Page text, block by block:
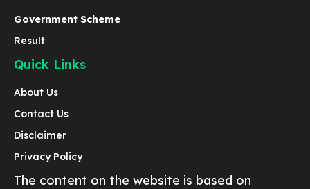
Government Scheme
Result
Quick Links
About Us
Contact Us
Disclaimer
Privacy Policy
The content on the website is based on